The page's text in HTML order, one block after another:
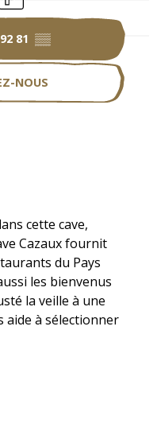
81 ▒▒
NOUS
cette cave,
Cazaux fournit
du Pays
les bienvenus
la veille à une
aide à sélectionner